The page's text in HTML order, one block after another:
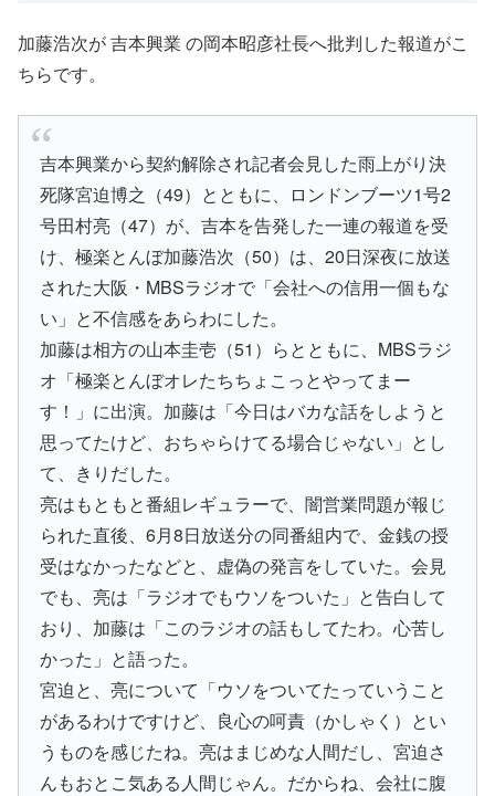
加藤浩次が 吉本興業 の岡本昭彦社長へ批判した報道がこ
ちらです。
吉本興業から契約解除され記者会見した雨上がり決
死隊宮迫博之（49）とともに、ロンドンブーツ1号2
号田村亮（47）が、吉本を告発した一連の報道を受
け、極楽とんぼ加藤浩次（50）は、20日深夜に放送
された大阪・MBSラジオで「会社への信用一個もな
い」と不信感をあらわにした。
加藤は相方の山本圭壱（51）らとともに、MBSラジ
オ「極楽とんぼオレたちちょこっとやってまー
す！」に出演。加藤は「今日はバカな話をしようと
思ってたけど、おちゃらけてる場合じゃない」とし
て、きりだした。
亮はもともと番組レギュラーで、闇営業問題が報じ
られた直後、6月8日放送分の同番組内で、金銭の授
受はなかったなどと、虚偽の発言をしていた。会見
でも、亮は「ラジオでもウソをついた」と告白して
おり、加藤は「このラジオの話もしてたわ。心苦し
かった」と語った。
宮迫と、亮について「ウソをついてたっていうこと
があるわけですけど、良心の呵責（かしゃく）とい
うものを感じたね。亮はまじめな人間だし、宮迫さ
んもおとこ気ある人間じゃん。だからね、会社に腹